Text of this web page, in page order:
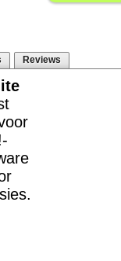
Reviews